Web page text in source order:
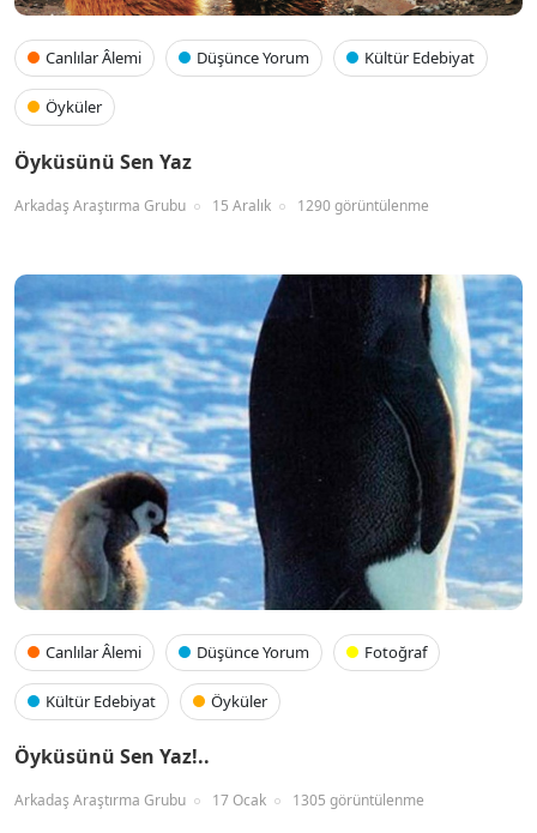
Canlılar Âlemi Düşünce Yorum Kültür Edebiyat
Öyküler
Öyküsünü Sen Yaz
Arkadaş Araştırma Grubu 15 Aralık 1290 görüntülenme
Canlılar Âlemi Düşünce Yorum Fotoğraf
Kültür Edebiyat Öyküler
Öyküsünü Sen Yaz!..
Arkadaş Araştırma Grubu 17 Ocak 1305 görüntülenme